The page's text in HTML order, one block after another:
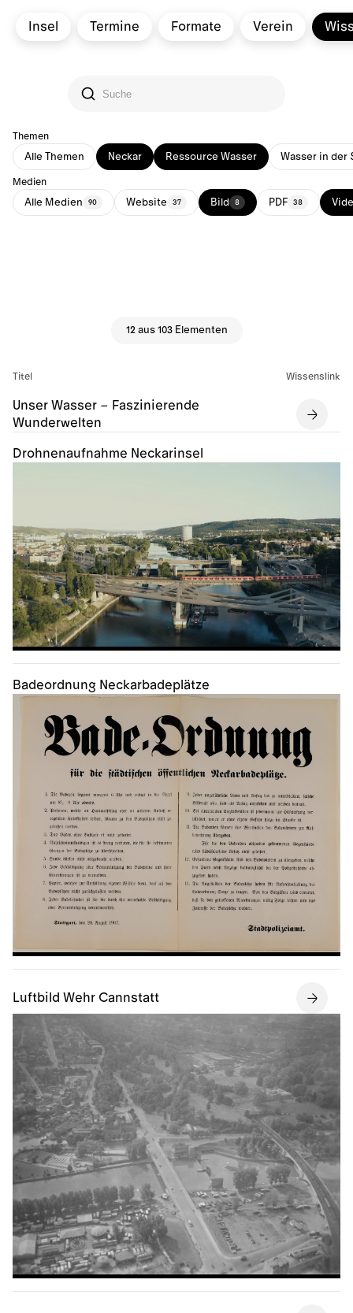
Insel Termine Formate Verein
Themen
Alle Themen Neckar Ressource Wasser Wasser in der
Medien
Alle Medien 90 Website 37 Bild 8 PDF 38
12 aus 103 Elementen
Titel Wissenslink
Unser Wasser – Faszinierende
Wunderwelten
Drohnenaufnahme Neckarinsel
Badeordnung Neckarbadeplätze
Luftbild Wehr Cannstatt